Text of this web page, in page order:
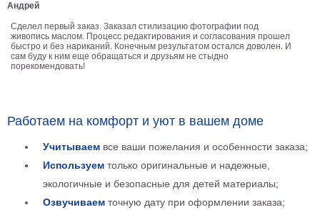
Андрей
Сделел первый заказ. Заказал стилизацию фотографии под
живопись маслом. Процесс редактирования и согласования прошел
быстро и без нариканий. Конечным результатом остался доволен. И
сам буду к ним еще обращаться и друзьям не стыдно
порекомендовать!
Работаем на комфорт и уют в вашем доме
Учитываем все ваши пожелания и особенности заказа;
Используем только оригинальные и надежные,
экологичные и безопасные для детей материалы;
Озвучиваем точную дату при оформлении заказа;